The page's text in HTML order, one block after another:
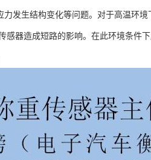
发生结构变化等问题。对于高温环
器造成短路的影响。在此环境条件